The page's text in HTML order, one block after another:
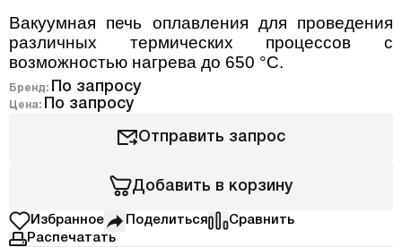
Вакуумная печь оплавления для проведения
различных термических процессов с
возможностью нагрева до 650 °C.
Бренд: По запросу
Цена: По запросу
Отправить запрос
Добавить в корзину
Избранное Поделиться
Сравнить
Распечатать